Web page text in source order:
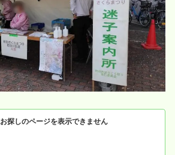
お探しのページを表示できません